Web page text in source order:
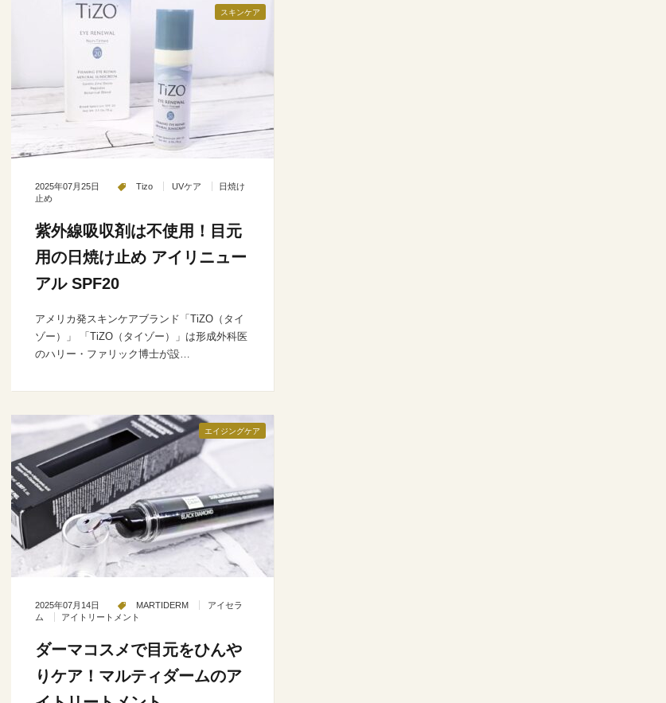
スキンケア
2025年07月25日 Tizo UVケア
日焼け
止め
紫外線吸収剤は不使用！目元
用の日焼け止め アイリニュー
アル SPF20
アメリカ発スキンケアブランド「TiZO（タイ
ゾー）」 「TiZO（タイゾー）」は形成外科医
のハリー・ファリック博士が設…
エイジングケア
2025年07月14日 MARTIDERM
アイセラ
ム
アイトリートメント
ダーマコスメで目元をひんや
りケア！マルティダームのア